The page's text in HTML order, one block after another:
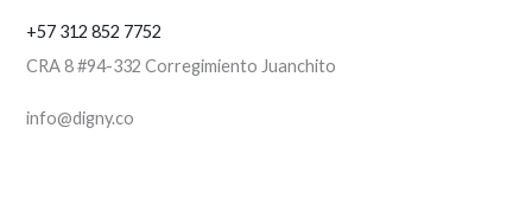
+57 312 852 7752
CRA 8 #94-332 Corregimiento Juanchito
info@digny.co